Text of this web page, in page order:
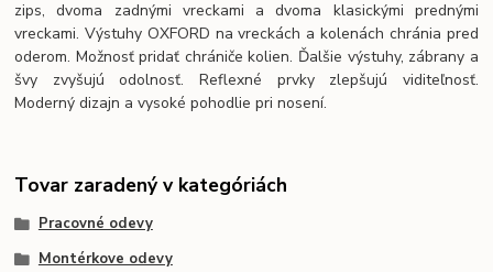
zips, dvoma zadnými vreckami a dvoma klasickými prednými
vreckami. Výstuhy OXFORD na vreckách a kolenách chránia pred
oderom. Možnosť pridať chrániče kolien. Ďalšie výstuhy, zábrany a
švy zvyšujú odolnosť. Reflexné prvky zlepšujú viditeľnosť.
Moderný dizajn a vysoké pohodlie pri nosení.
Tovar zaradený v kategóriách
Pracovné odevy
Montérkove odevy